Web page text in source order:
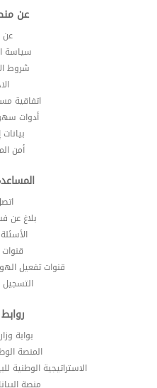
عن
عن
سياسة
شروط
اتفاقية
أدوات
أمن
بلاغ عن
قنوات تفعيل
التسجيل
بوابة
المنصة
الاستراتيجية الوطنية
منصة